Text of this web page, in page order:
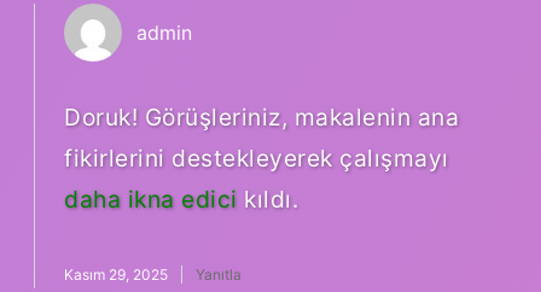
admin
Doruk! Görüşleriniz, makalenin ana
fikirlerini destekleyerek çalışmayı
daha ikna edici kıldı.
Kasım 29, 2025 Yanıtla